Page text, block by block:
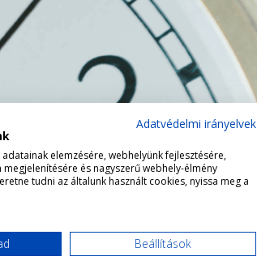
Adatvédelmi irányelvek
elemzésére, webhelyünk fejlesztésére,
és nagyszerű webhely-élmény
tudni az általunk használt cookies, nyissa meg a
Beállítások